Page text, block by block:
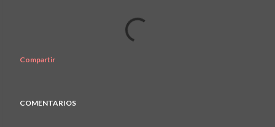
Compartir
COMENTARIOS